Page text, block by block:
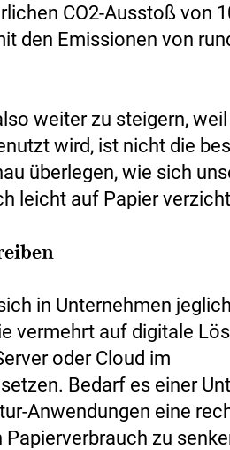
CO2-Ausstoß von
den Emissionen von
weiter zu steigern,
wird, ist nicht die
überlegen, wie sich
leicht auf Papier
in Unternehmen
vermehrt auf digitale
oder Cloud im
Bedarf es einer
Anwendungen eine
zu